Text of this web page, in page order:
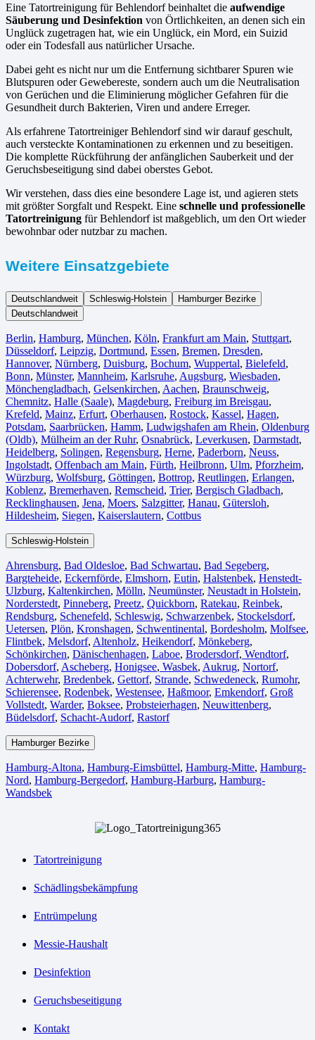
Eine Tatortreinigung für Behlendorf beinhaltet die aufwendige
Säuberung und Desinfektion von Örtlichkeiten, an denen sich ein
Unglück zugetragen hat, wie ein Unglück, ein Mord, ein Suizid
oder ein Todesfall aus natürlicher Ursache.
Dabei geht es nicht nur um die Entfernung sichtbarer Spuren wie
Blutspuren oder Gewebereste, sondern auch um die Neutralisation
von Gerüchen und die Eliminierung möglicher Gefahren für die
Gesundheit durch Bakterien, Viren und andere Erreger.
Als erfahrene Tatortreiniger Behlendorf sind wir darauf geschult,
auch versteckte Kontaminationen zu erkennen und zu beseitigen.
Die komplette Rückführung der anfänglichen Sauberkeit und der
Geruchsbeseitigung sind dabei oberstes Gebot.
Wir verstehen, dass dies eine besondere Lage ist, und agieren stets
mit größter Sorgfalt und Respekt. Eine schnelle und professionelle
Tatortreinigung für Behlendorf ist maßgeblich, um den Ort wieder
bewohnbar oder nutzbar zu machen.
Weitere Einsatzgebiete
Deutschlandweit Schleswig-Holstein
Hamburger Bezirke
Deutschlandweit
Berlin⁠, Hamburg, München, Köln⁠, Frankfurt am Main, Stuttgart,
Düsseldorf, Leipzig, Dortmund, Essen, Bremen, Dresden,
Hannover, Nürnberg, Duisburg⁠, Bochum, Wuppertal⁠, Bielefeld⁠,
Bonn⁠, Münster⁠, Mannheim, Karlsruhe, Augsburg, Wiesbaden⁠,
Mönchengladbach⁠, Gelsenkirchen⁠, Aachen⁠, Braunschweig,
Chemnitz⁠, Halle (Saale)⁠, Magdeburg, Freiburg im Breisgau⁠,
Krefeld⁠, Mainz⁠, Erfurt, Oberhausen⁠, Rostock⁠, Kassel⁠, Hagen,
Potsdam, Saarbrücken⁠, Hamm, Ludwigshafen am Rhein⁠, Oldenburg
(Oldb), Mülheim an der Ruhr, Osnabrück⁠, Leverkusen, Darmstadt⁠,
Heidelberg, Solingen, Regensburg, Herne⁠, Paderborn, Neuss,
Ingolstadt, Offenbach am Main, Fürth⁠, Heilbronn, Ulm⁠, Pforzheim,
Würzburg, Wolfsburg⁠, Göttingen, Bottrop, Reutlingen, Erlangen⁠,
Koblenz, Bremerhaven⁠, Remscheid, Trier⁠, Bergisch Gladbach,
Recklinghausen, Jena⁠, Moers⁠, Salzgitter⁠, Hanau, Gütersloh,
Hildesheim⁠, Siegen⁠, Kaiserslautern⁠, Cottbus⁠
Schleswig-Holstein
Ahrensburg, Bad Oldesloe, Bad Schwartau, Bad Segeberg,
Bargteheide, Eckernförde, Elmshorn, Eutin, Halstenbek, Henstedt-
Ulzburg, Kaltenkirchen, Mölln, Neumünster, Neustadt in Holstein,
Norderstedt, Pinneberg, Preetz, Quickborn, Ratekau, Reinbek,
Rendsburg, Schenefeld, Schleswig, Schwarzenbek, Stockelsdorf,
Uetersen, Plön, Kronshagen, Schwentinental, Bordesholm, Molfsee,
Flintbek, Melsdorf, Altenholz, Heikendorf, Mönkeberg,
Schönkirchen, Dänischenhagen, Laboe, Brodersdorf, Wendtorf,
Dobersdorf, Ascheberg, Honigsee, Wasbek, Aukrug, Nortorf,
Achterwehr, Bredenbek, Gettorf, Strande, Schwedeneck, Rumohr,
Schierensee, Rodenbek, Westensee, Haßmoor, Emkendorf, Groß
Vollstedt, Warder, Boksee, Probsteierhagen, Neuwittenberg,
Büdelsdorf, Schacht-Audorf, Rastorf
Hamburger Bezirke
Hamburg-Altona, Hamburg-Eimsbüttel, Hamburg-Mitte, Hamburg-
Nord, Hamburg-Bergedorf, Hamburg-Harburg, Hamburg-
Wandsbek
Tatortreinigung
Schädlingsbekämpfung
Entrümpelung
Messie-Haushalt
Desinfektion
Geruchsbeseitigung
Kontakt